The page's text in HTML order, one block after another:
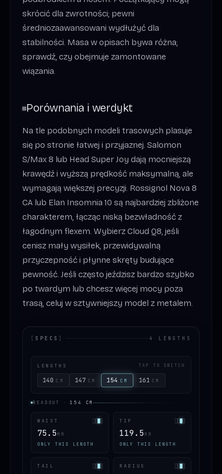
skrócić dla zwrotności; pewni
średniozaawansowani wydłużyć dla
stabilności. Masa w opisach bywa różna;
sprawdź, czy obejmuje zamontowane
wiązania.
Porównania i werdykt
Na tle podobnych modeli trasowych plasuje
się po stronie łatwej i przyjaznej. Salomon
S/Max 8 lub Head Super Joy dają mocniejszą
krawędź i wyższą prędkość maksymalną, ale
wymagają większej precyzji. Rossignol Nova 8
CA lub Elan Insomnia 10 są najbardziej zbliżone
charakterem, łącząc niską bezwładność z
łagodnym flexem. Wybierz Cloud Q8, jeśli
cenisz mały wysiłek, przewidywalną
przyczepność i płynne skręty budujące
pewność. Jeśli często jeździsz bardzo szybko
po twardym lub chcesz więcej mocy poza
trasą, celuj w sztywniejszy model z metalem.
[ SPECS ] 4 LENGTHS
LENGTHS TAP TO SWITCH
140 CM 147 CM 154 CM 161 CM
READOUT · 154 CM
WAIST
75.5MM
ONLY THIS LENGTH
TIP
119.5MM
ONLY THIS LENGTH
TAIL RADIUS